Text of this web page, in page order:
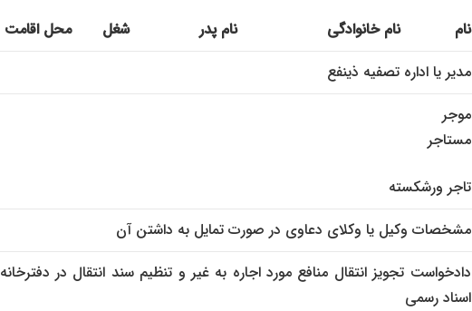
نام نام خانوادگی نام پدر شغل
محل اقامت
مدیر یا اداره تصفیه ذينفع
موجر
مستاجر
تاجر ورشکسته
مشخصات وكیل یا وکلای دعاوی در صورت تمایل به داشتن آن
دادخواست تجویز انتقال منافع مورد اجاره به غیر و تنظیم سند انتقال در دفترخانه
اسناد رسمی